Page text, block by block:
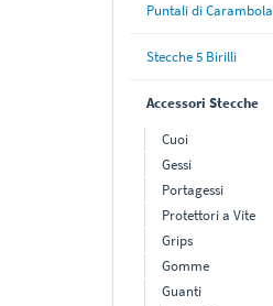
Puntali di Carambola
Stecche 5 Birilli
Accessori Stecche
Cuoi
Gessi
Portagessi
Protettori a Vite
Grips
Gomme
Guanti